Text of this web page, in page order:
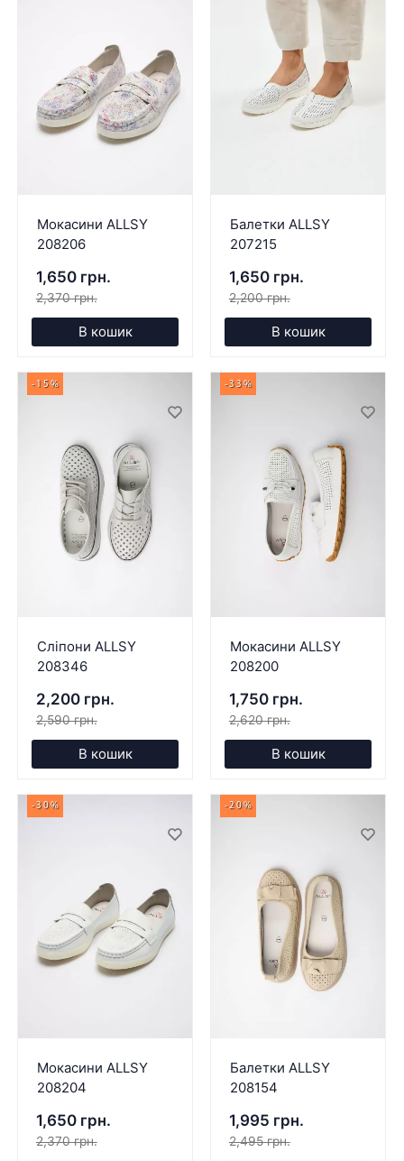
Мокасини ALLSY
208206
1,650 грн.
2,370 грн.
В кошик
Балетки ALLSY
207215
1,650 грн.
2,200 грн.
В кошик
-15%
Сліпони ALLSY
208346
2,200 грн.
2,590 грн.
В кошик
-33%
Мокасини ALLSY
208200
1,750 грн.
2,620 грн.
В кошик
-30%
Мокасини ALLSY
208204
1,650 грн.
2,370 грн.
-20%
Балетки ALLSY
208154
1,995 грн.
2,495 грн.